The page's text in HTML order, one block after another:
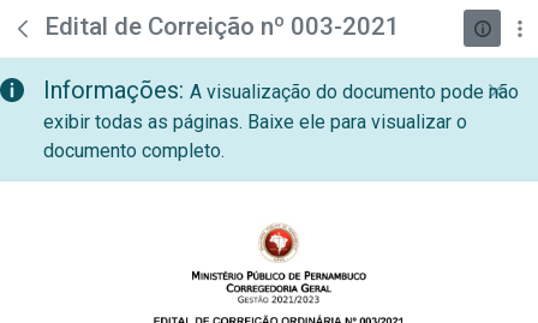
Pular para o Conteúdo principal
teste descricao
Edital de Correição nº 003-2021
Informações: A visualização do documento pode não
exibir todas as páginas. Baixe ele para visualizar o
documento completo.